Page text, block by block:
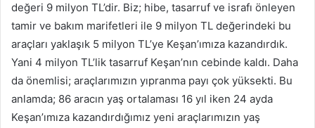
değeri 9 milyon TL’dir. Biz; hibe, tasarruf ve israfı önleyen
tamir ve bakım marifetleri ile 9 milyon TL değerindeki bu
araçları yaklaşık 5 milyon TL’ye Keşan’ımıza kazandırdık.
Yani 4 milyon TL’lik tasarruf Keşan’nın cebinde kaldı. Daha
da önemlisi; araçlarımızın yıpranma payı çok yüksekti. Bu
anlamda; 86 aracın yaş ortalaması 16 yıl iken 24 ayda
Keşan’ımıza kazandırdığımız yeni araçlarımızın yaş